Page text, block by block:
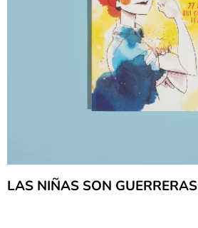
LAS NIÑAS SON GUERRERAS